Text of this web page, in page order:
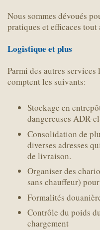
Nous sommes dévoués
pratiques et efficaces
Logistique et plus
Parmi des autres
comptent les suivants:
Stockage en
dangereuses ADR-
Consolidation de
diverses adresses
de livraison.
Organiser des
sans chauffeur)
Formalités
Contrôle du poids
chargement